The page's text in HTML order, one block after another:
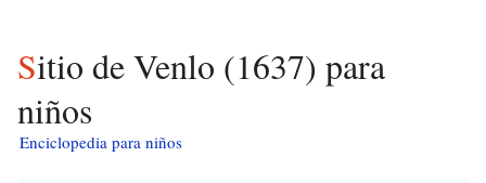
Sitio de Venlo (1637) para
niños
Enciclopedia para niños